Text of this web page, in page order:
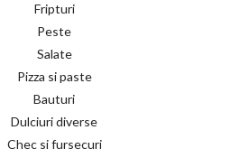
Fripturi
Peste
Salate
Pizza si paste
Bauturi
Dulciuri diverse
Chec si fursecuri